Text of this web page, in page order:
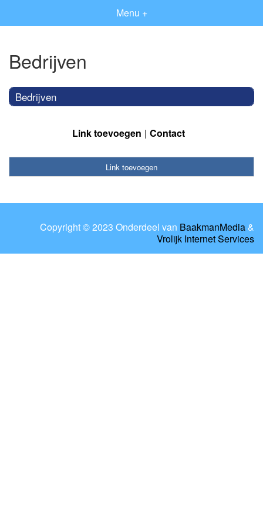
Menu +
Bedrijven
Bedrijven
Link toevoegen Contact
Link toevoegen
Copyright © 2023 Onderdeel van BaakmanMedia &
Vrolijk Internet Services